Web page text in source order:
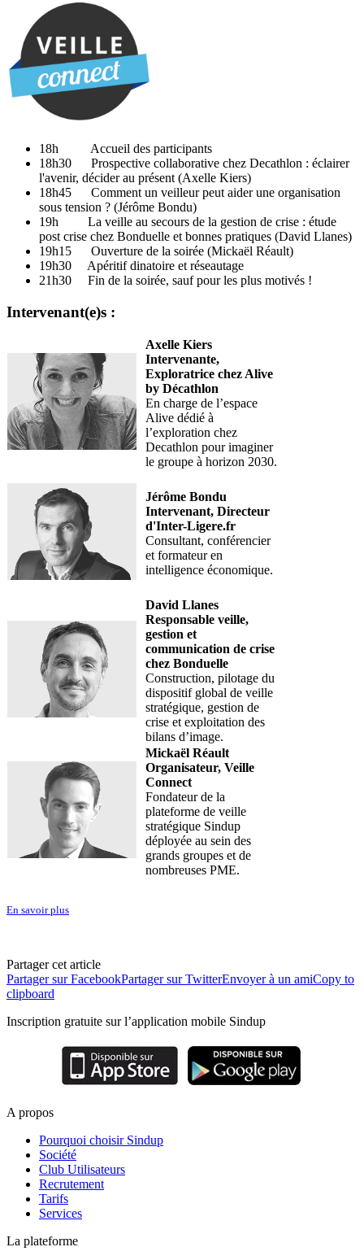
18h Accueil des participants
18h30 Prospective collaborative chez Decathlon : éclairer
l'avenir, décider au présent (Axelle Kiers)
18h45 Comment un veilleur peut aider une organisation
sous tension ? (Jérôme Bondu)
19h La veille au secours de la gestion de crise : étude
post crise chez Bonduelle et bonnes pratiques (David Llanes)
19h15 Ouverture de la soirée (Mickaël Réault)
19h30 Apéritif dinatoire et réseautage
21h30 Fin de la soirée, sauf pour les plus motivés !
Intervenant(e)s :
Axelle Kiers
Intervenante,
Exploratrice chez Alive
by Décathlon
En charge de l’espace
Alive dédié à
l’exploration chez
Decathlon pour imaginer
le groupe à horizon 2030.
Jérôme Bondu
Intervenant, Directeur
d'Inter-Ligere.fr
Consultant, conférencier
et formateur en
intelligence économique.
David Llanes
Responsable veille,
gestion et
communication de crise
chez Bonduelle
Construction, pilotage du
dispositif global de veille
stratégique, gestion de
crise et exploitation des
bilans d’image.
Mickaël Réault
Organisateur, Veille
Connect
Fondateur de la
plateforme de veille
stratégique Sindup
déployée au sein des
grands groupes et de
nombreuses PME.
En savoir plus
Partager cet article
Partager sur FacebookPartager sur TwitterEnvoyer à un amiCopy to
clipboard
Inscription gratuite sur l’application mobile Sindup
A propos
Pourquoi choisir Sindup
Société
Club Utilisateurs
Recrutement
Tarifs
Services
La plateforme